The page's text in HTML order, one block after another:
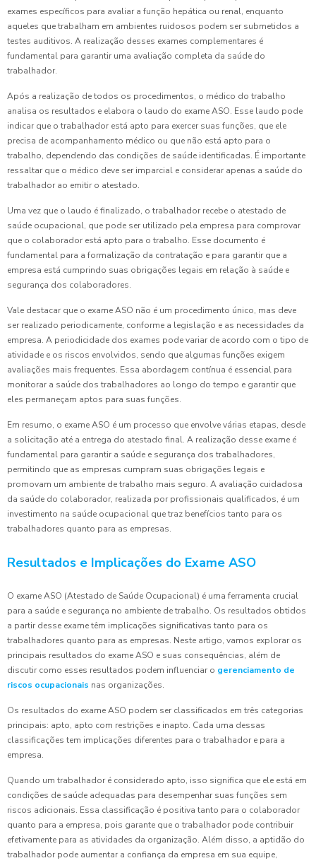
exames específicos para avaliar a função hepática ou renal, enquanto
aqueles que trabalham em ambientes ruidosos podem ser submetidos a
testes auditivos. A realização desses exames complementares é
fundamental para garantir uma avaliação completa da saúde do
trabalhador.
Após a realização de todos os procedimentos, o médico do trabalho
analisa os resultados e elabora o laudo do exame ASO. Esse laudo pode
indicar que o trabalhador está apto para exercer suas funções, que ele
precisa de acompanhamento médico ou que não está apto para o
trabalho, dependendo das condições de saúde identificadas. É importante
ressaltar que o médico deve ser imparcial e considerar apenas a saúde do
trabalhador ao emitir o atestado.
Uma vez que o laudo é finalizado, o trabalhador recebe o atestado de
saúde ocupacional, que pode ser utilizado pela empresa para comprovar
que o colaborador está apto para o trabalho. Esse documento é
fundamental para a formalização da contratação e para garantir que a
empresa está cumprindo suas obrigações legais em relação à saúde e
segurança dos colaboradores.
Vale destacar que o exame ASO não é um procedimento único, mas deve
ser realizado periodicamente, conforme a legislação e as necessidades da
empresa. A periodicidade dos exames pode variar de acordo com o tipo de
atividade e os riscos envolvidos, sendo que algumas funções exigem
avaliações mais frequentes. Essa abordagem contínua é essencial para
monitorar a saúde dos trabalhadores ao longo do tempo e garantir que
eles permaneçam aptos para suas funções.
Em resumo, o exame ASO é um processo que envolve várias etapas, desde
a solicitação até a entrega do atestado final. A realização desse exame é
fundamental para garantir a saúde e segurança dos trabalhadores,
permitindo que as empresas cumpram suas obrigações legais e
promovam um ambiente de trabalho mais seguro. A avaliação cuidadosa
da saúde do colaborador, realizada por profissionais qualificados, é um
investimento na saúde ocupacional que traz benefícios tanto para os
trabalhadores quanto para as empresas.
Resultados e Implicações do Exame ASO
O exame ASO (Atestado de Saúde Ocupacional) é uma ferramenta crucial
para a saúde e segurança no ambiente de trabalho. Os resultados obtidos
a partir desse exame têm implicações significativas tanto para os
trabalhadores quanto para as empresas. Neste artigo, vamos explorar os
principais resultados do exame ASO e suas consequências, além de
discutir como esses resultados podem influenciar o gerenciamento de
riscos ocupacionais nas organizações.
Os resultados do exame ASO podem ser classificados em três categorias
principais: apto, apto com restrições e inapto. Cada uma dessas
classificações tem implicações diferentes para o trabalhador e para a
empresa.
Quando um trabalhador é considerado apto, isso significa que ele está em
condições de saúde adequadas para desempenhar suas funções sem
riscos adicionais. Essa classificação é positiva tanto para o colaborador
quanto para a empresa, pois garante que o trabalhador pode contribuir
efetivamente para as atividades da organização. Além disso, a aptidão do
trabalhador pode aumentar a confiança da empresa em sua equipe,